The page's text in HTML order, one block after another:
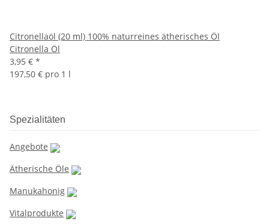
Citronellaöl (20 ml) 100% naturreines ätherisches Öl
Citronella Öl
3,95 € *
197,50 € pro 1 l
Spezialitäten
Angebote
Ätherische Öle
Manukahonig
Vitalprodukte